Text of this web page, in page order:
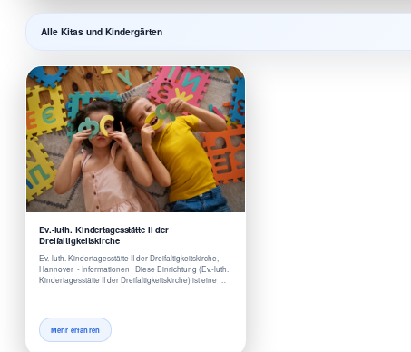
Alle Kitas und Kindergärten
Ev.-luth. Kindertagesstätte II der
Dreifaltigkeitskirche
Ev.-luth. Kindertagesstätte II der Dreifaltigkeitskirche,
Hannover - Informationen Diese Einrichtung (Ev.-luth.
Kindertagesstätte II der Dreifaltigkeitskirche) ist eine …
Mehr erfahren